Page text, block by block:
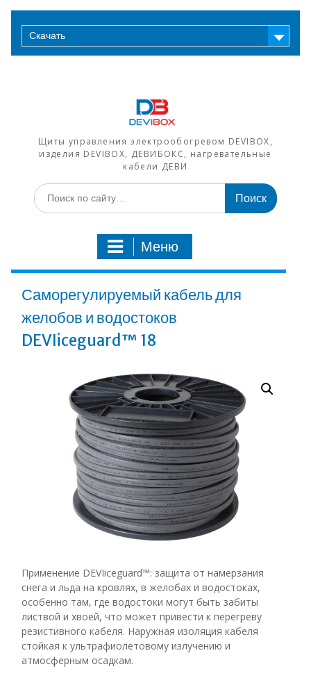
содержимому
Скачать
Щиты управления электрообогревом DEVIBOX,
изделия DEVIBOX, ДЕВИБОКС, нагревательные
кабели ДЕВИ
Искать:
Меню
Саморегулируемый кабель для
желобов и водостоков
DEVIiceguard™ 18
Применение DEVIiceguard™: защита от намерзания
снега и льда на кровлях, в желобах и водостоках,
особенно там, где водостоки могут быть забиты
листвой и хвоей, что может привести к перегреву
резистивного кабеля. Наружная изоляция кабеля
стойкая к ультрафиолетовому излучению и
атмосферным осадкам.